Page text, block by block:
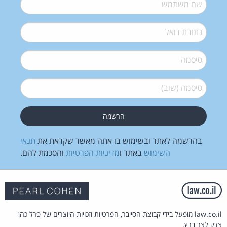
דואל*
סיסמה*
סיסמה (שוב)*
בהרשמה לאתר ובשימוש בו אתה מאשר שקראת את תנאי
השימוש באתר ומדיניות הפרטיות והסכמת להם.
law.co.il מופעל בידי קבוצת הסייבר, הפרטיות וזכויות היוצרים של פרל כהן
צדק לצר ברץ.